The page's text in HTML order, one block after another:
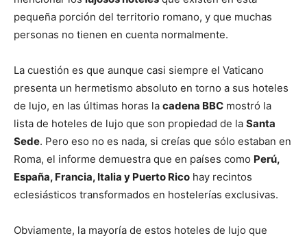
pequeña porción del territorio romano, y que muchas
personas no tienen en cuenta normalmente.
La cuestión es que aunque casi siempre el Vaticano
presenta un hermetismo absoluto en torno a sus hoteles
de lujo, en las últimas horas la cadena BBC mostró la
lista de hoteles de lujo que son propiedad de la Santa
Sede. Pero eso no es nada, si creías que sólo estaban en
Roma, el informe demuestra que en países como Perú,
España, Francia, Italia y Puerto Rico hay recintos
eclesiásticos transformados en hostelerías exclusivas.
Obviamente, la mayoría de estos hoteles de lujo que